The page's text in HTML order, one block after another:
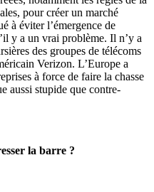
pour créer un marché
à éviter l’émergence de
y a un vrai problème. Il n’y a
des groupes de télécoms
Verizon. L’Europe a
à force de faire la chasse
aussi stupide que contre-
la barre ?